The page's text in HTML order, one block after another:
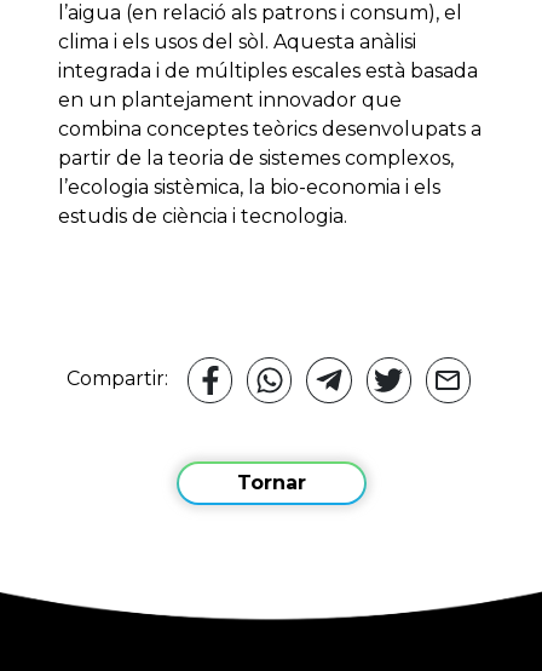
l’aigua (en relació als patrons i consum), el
clima i els usos del sòl. Aquesta anàlisi
integrada i de múltiples escales està basada
en un plantejament innovador que
combina conceptes teòrics desenvolupats a
partir de la teoria de sistemes complexos,
l’ecologia sistèmica, la bio-economia i els
estudis de ciència i tecnologia.
Compartir:
Tornar